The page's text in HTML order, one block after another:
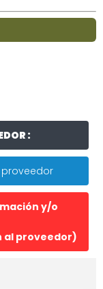
:
y/o
al proveedor)